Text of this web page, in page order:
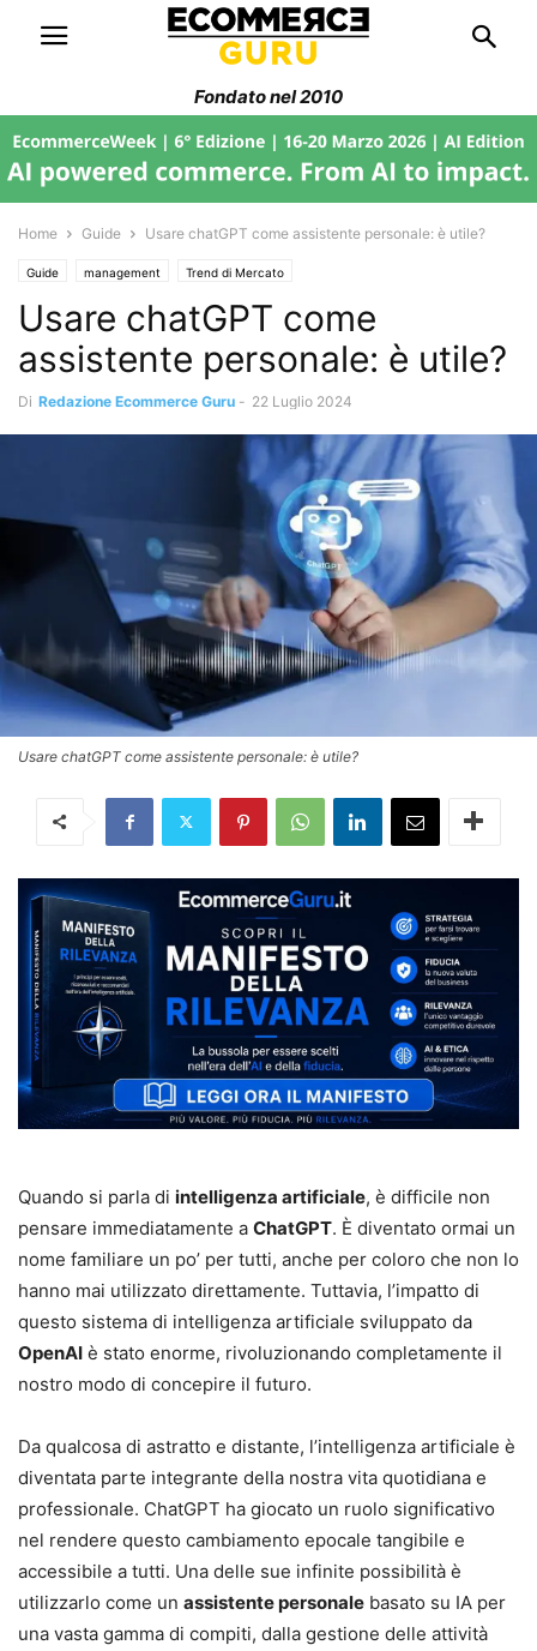
Fondato nel 2010
Home Guide Usare chatGPT come assistente personale: è utile?
Guide management Trend di Mercato
Usare chatGPT come
assistente personale: è utile?
Di Redazione Ecommerce Guru - 22 Luglio 2024
Usare chatGPT come assistente personale: è utile?
Quando si parla di intelligenza artificiale, è difficile non
pensare immediatamente a ChatGPT. È diventato ormai un
nome familiare un po’ per tutti, anche per coloro che non lo
hanno mai utilizzato direttamente. Tuttavia, l’impatto di
questo sistema di intelligenza artificiale sviluppato da
OpenAI è stato enorme, rivoluzionando completamente il
nostro modo di concepire il futuro.
Da qualcosa di astratto e distante, l’intelligenza artificiale è
diventata parte integrante della nostra vita quotidiana e
professionale. ChatGPT ha giocato un ruolo significativo
nel rendere questo cambiamento epocale tangibile e
accessibile a tutti. Una delle sue infinite possibilità è
utilizzarlo come un assistente personale basato su IA per
una vasta gamma di compiti, dalla gestione delle attività